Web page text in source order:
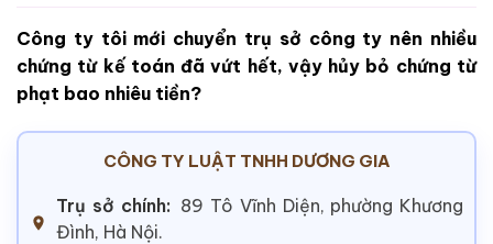
Công ty tôi mới chuyển trụ sở công ty nên nhiều
chứng từ kế toán đã vứt hết, vậy hủy bỏ chứng từ
phạt bao nhiêu tiền?
CÔNG TY LUẬT TNHH DƯƠNG GIA
Trụ sở chính: 89 Tô Vĩnh Diện, phường Khương
Đình, Hà Nội.